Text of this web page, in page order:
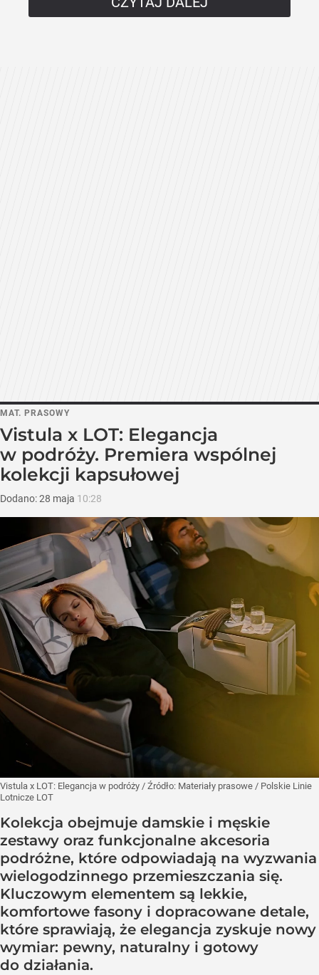
MAT. PRASOWY
Vistula x LOT: Elegancja
w podróży. Premiera wspólnej
kolekcji kapsułowej
Dodano:28 maja 10:28
Vistula x LOT: Elegancja w podróży / Źródło: Materiały prasowe / Polskie Linie
Lotnicze LOT
Kolekcja obejmuje damskie i męskie
zestawy oraz funkcjonalne akcesoria
podróżne, które odpowiadają na wyzwania
wielogodzinnego przemieszczania się.
Kluczowym elementem są lekkie,
komfortowe fasony i dopracowane detale,
które sprawiają, że elegancja zyskuje nowy
wymiar: pewny, naturalny i gotowy
do działania.